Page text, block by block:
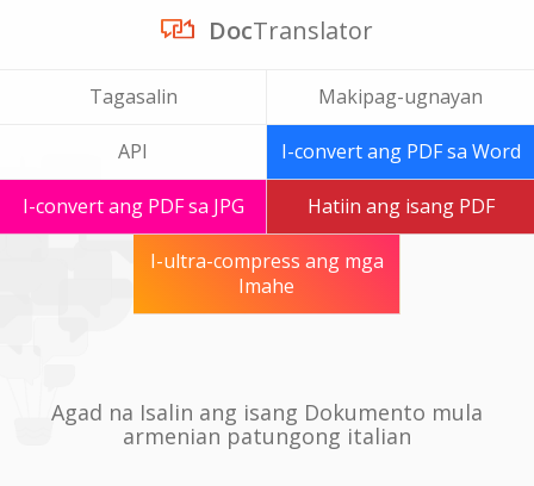
DocTranslator
Tagasalin Makipag-ugnayan
API I-convert ang PDF sa Word
I-convert ang PDF sa JPG Hatiin ang isang PDF
I-ultra-compress ang mga
Imahe
Agad na Isalin ang isang Dokumento mula
armenian patungong italian